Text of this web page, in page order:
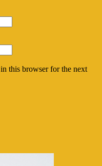
this browser for the next